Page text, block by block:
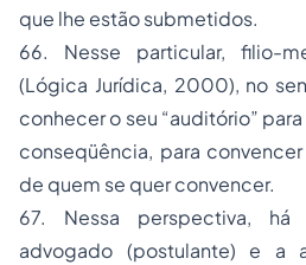
que lhe estão submetidos.
66. Nesse particular, filio-
(Lógica Jurídica, 2000), no
conhecer o seu “auditório”
conseqüência, para
de quem se quer convencer.
67. Nessa perspectiva,
advogado (postulante) e a